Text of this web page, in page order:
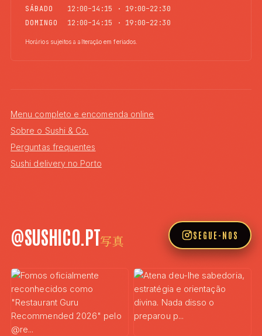
SÁBADO
12:00–14:15 · 19:00–22:30
DOMINGO
12:00–14:15 · 19:00–22:30
Horários sujeitos a alteração em feriados.
Menu completo e encomenda online
Sobre o Sushi & Co.
Perguntas frequentes
Sushi delivery no Porto
@SUSHICO.PT写真 SEGUE-NOS